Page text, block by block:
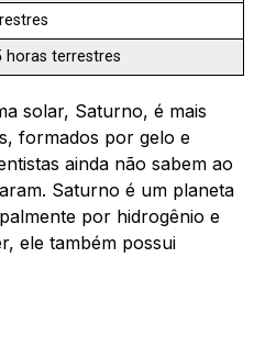
horas terrestres
solar, Saturno, é mais
formados por gelo e
ainda não sabem ao
Saturno é um planeta
por hidrogênio e
ele também possui